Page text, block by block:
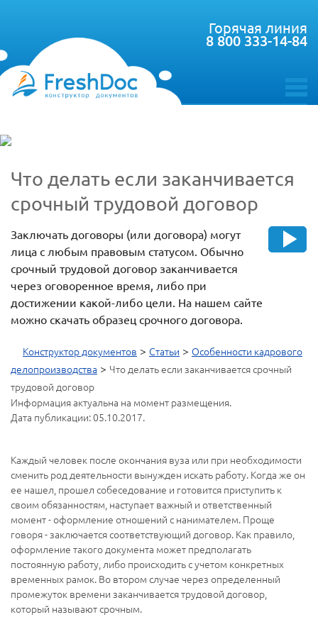
toggle
Горячая линия
8 800 333-14-84
Что делать если заканчивается
срочный трудовой договор
Заключать договоры (или договора) могут
лица с любым правовым статусом. Обычно
срочный трудовой договор заканчивается
через оговоренное время, либо при
достижении какой-либо цели. На нашем сайте
можно скачать образец срочного договора.
Конструктор документов > Статьи > Особенности кадрового
делопроизводства > Что делать если заканчивается срочный
трудовой договор
Информация актуальна на момент размещения.
Дата публикации: 05.10.2017.
Каждый человек после окончания вуза или при необходимости
сменить род деятельности вынужден искать работу. Когда же он
ее нашел, прошел собеседование и готовится приступить к
своим обязанностям, наступает важный и ответственный
момент - оформление отношений с нанимателем. Проще
говоря - заключается соответствующий договор. Как правило,
оформление такого документа может предполагать
постоянную работу, либо происходить с учетом конкретных
временных рамок. Во втором случае через определенный
промежуток времени заканчивается трудовой договор,
который называют срочным.